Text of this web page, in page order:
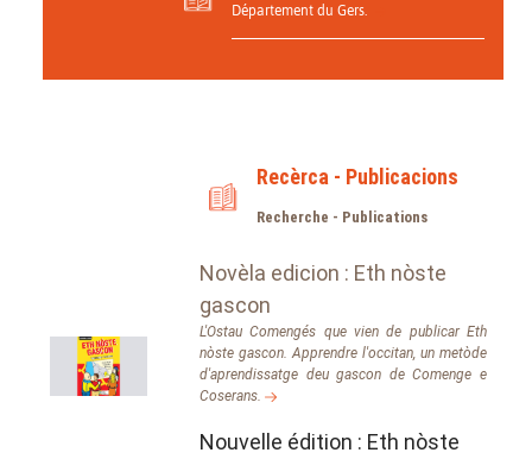
Département du Gers.
Recèrca - Publicacions
Recherche - Publications
Novèla edicion : Eth nòste
gascon
L'Ostau Comengés que vien de publicar Eth
nòste gascon. Apprendre l'occitan, un metòde
d'aprendissatge deu gascon de Comenge e
Coserans.
Nouvelle édition : Eth nòste